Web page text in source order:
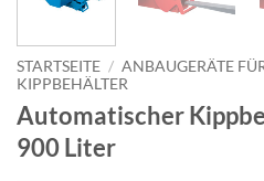
STARTSEITE / ANBAUGERÄTE
KIPPBEHÄLTER
Automatischer
900 Liter